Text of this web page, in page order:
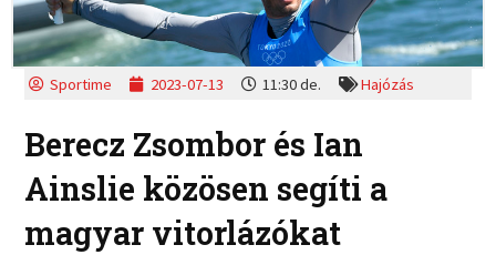
Sportime 2023-07-13 11:30 de. Hajózás
Berecz Zsombor és Ian
Ainslie közösen segíti a
magyar vitorlázókat